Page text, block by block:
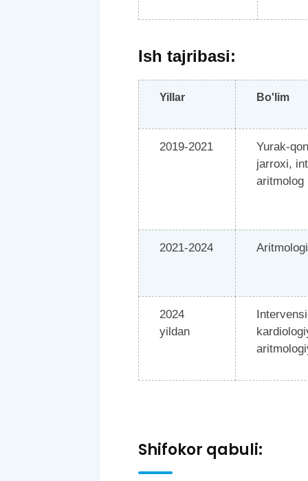
Ish tajribasi:
Yillar Bo'lim
2019-2021
Yurak-
jarroxi,
aritmolog
2021-2024
2024
yildan
Shifokor qabuli: